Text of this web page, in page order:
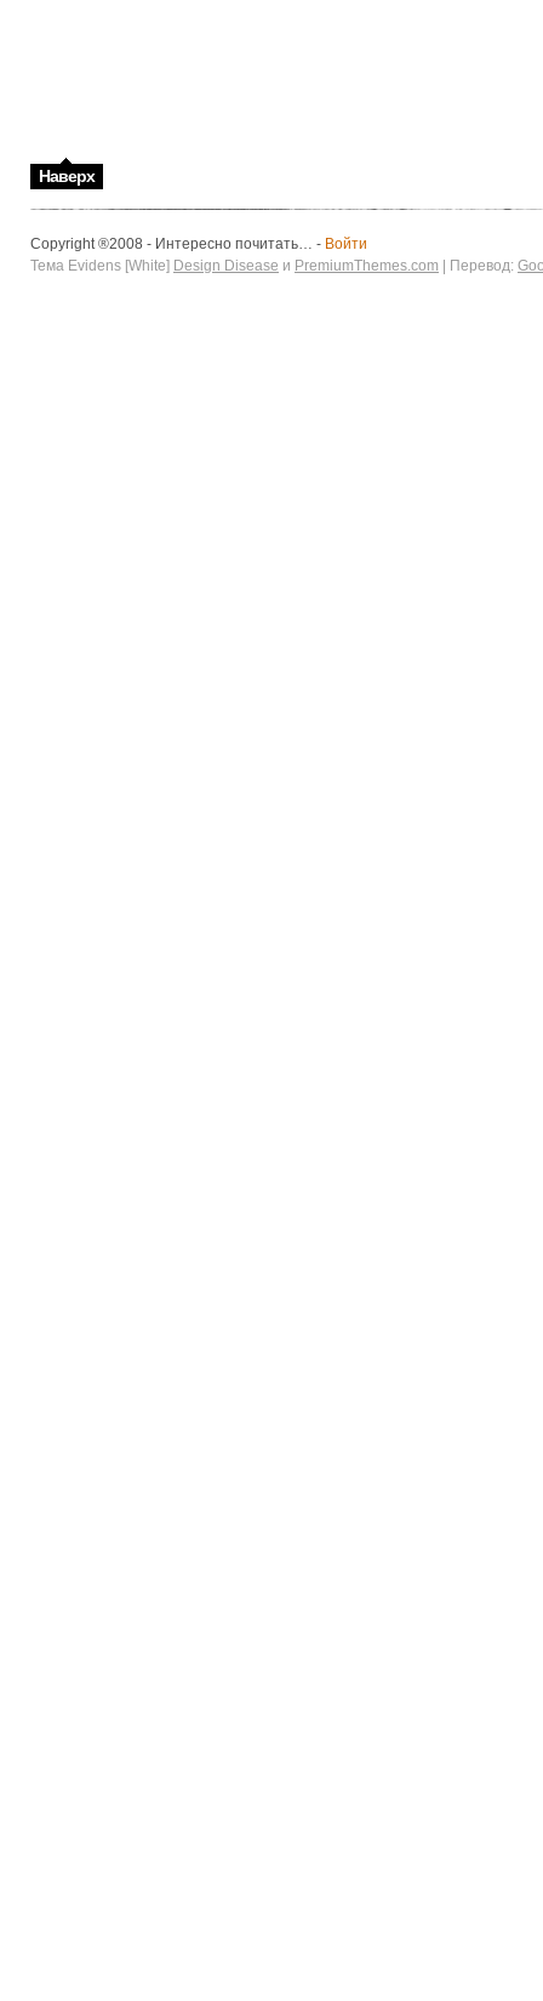
Наверх
Copyright ®2008 - Интересно почитать… - Войти
Тема Evidens [White] Design Disease и PremiumThemes.com | Перевод: